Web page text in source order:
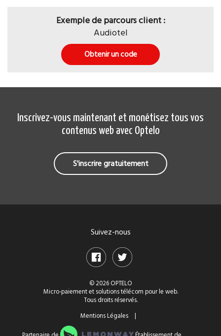
Exemple de parcours client :
Audiotel
Obtenir un code
Inscrivez-vous maintenant et monétisez tous vos
contenus web avec Optelo
S'inscrire gratuitement
Suivez-nous
© 2026 OPTELO
Micro-paiement et solutions télécom pour le web.
Tous droits réservés.
Mentions Légales
|